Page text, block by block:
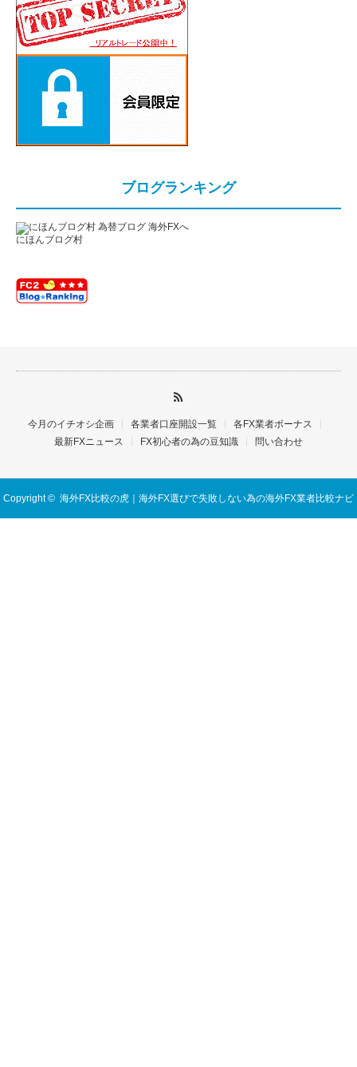
ブログランキング
にほんブログ村
今月のイチオシ企画 各業者口座開設一覧
各FX業者ボーナス
最新FXニュース
FX初心者の為の豆知識 問い合わせ
Copyright © 海外FX比較の虎｜海外FX選びで失敗しない為の海外FX業者比較ナビ